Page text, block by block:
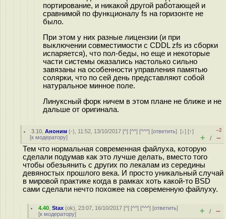
портирование, и никакой другой работающей и
сравнимой по функционалу fs на горизонте не
было.
При этом у них разные лицензии (и при
выключении совместимости с CDDL zfs из сборки
испаряется), что пол-беды, но еще и некоторые
части системы оказались настолько сильно
завязаны на особенности управления памятью
солярки, что по сей день представляют собой
натуральное минное поле.
Линуксный форк ничем в этом плане не ближе и не
дальше от оригинала.
3.10 ,Аноним (-), 11:52, 13/10/2017 [^] [^^] [^^^] [ответить][↓] [↑]
[к модератору]
–2
+ / –
Тем что нормальная современная файлуха, которую
сделали подумав как это лучше делать, вместо того
чтобы обезьянить с других по лекалам из середины
девяностых прошлого века. И просто уникальный случай
в мировой практике когда в рамках хоть какой-то BSD
сами сделали нечто похожее на современную файлуху.
4.40 ,Stax (ok), 23:07, 16/10/2017 [^] [^^] [^^^] [ответить]
[к модератору] + / –